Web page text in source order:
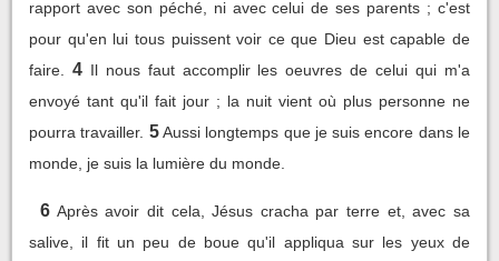
rapport avec son péché, ni avec celui de ses parents ; c'est
pour qu'en lui tous puissent voir ce que Dieu est capable de
faire.
4 Il nous faut accomplir les oeuvres de celui qui m'a
envoyé tant qu'il fait jour ; la nuit vient où plus personne ne
pourra travailler. 5 Aussi longtemps que je suis encore dans le
monde, je suis la lumière du monde.
6 Après avoir dit cela, Jésus cracha par terre et, avec sa
salive, il fit un peu de boue qu'il appliqua sur les yeux de